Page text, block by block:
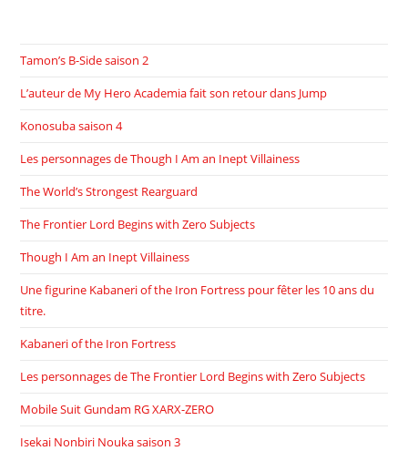
Tamon’s B-Side saison 2
L’auteur de My Hero Academia fait son retour dans Jump
Konosuba saison 4
Les personnages de Though I Am an Inept Villainess
The World’s Strongest Rearguard
The Frontier Lord Begins with Zero Subjects
Though I Am an Inept Villainess
Une figurine Kabaneri of the Iron Fortress pour fêter les 10 ans du
titre.
Kabaneri of the Iron Fortress
Les personnages de The Frontier Lord Begins with Zero Subjects
Mobile Suit Gundam RG XARX-ZERO
Isekai Nonbiri Nouka saison 3